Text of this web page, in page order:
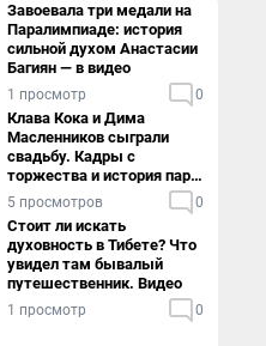
Завоевала три медали на
Паралимпиаде: история
сильной духом Анастасии
Багиян — в видео
1 просмотр 0
Клава Кока и Дима
Масленников сыграли
свадьбу. Кадры с
торжества и история пары
— в видео
5 просмотров 0
Стоит ли искать
духовность в Тибете? Что
увидел там бывалый
путешественник. Видео
1 просмотр 0